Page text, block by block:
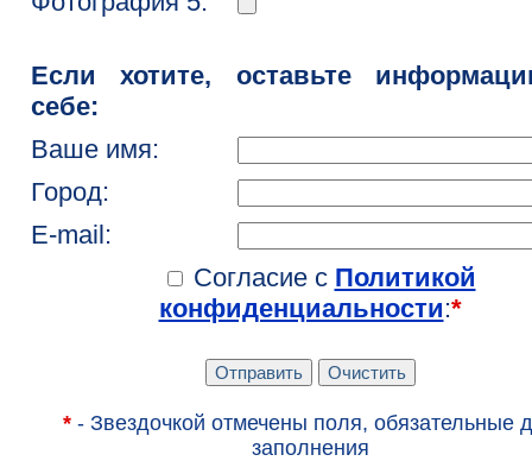
Если хотите, оставьте
себе:
Ваше имя:
Город:
E-mail:
Согласие с Политикой
конфиденциальности:*
*- Звездочкой отмечены поля, обязательные
заполнения